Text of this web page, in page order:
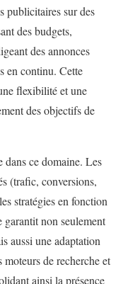
publicitaires sur des
des budgets,
des annonces
en continu. Cette
flexibilité et une
des objectifs de
dans ce domaine. Les
(trafic, conversions,
stratégies en fonction
garantit non seulement
aussi une adaptation
de recherche et
ainsi la présence